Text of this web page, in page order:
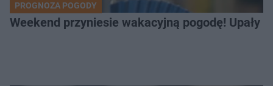
PROGNOZA POGODY
Weekend przyniesie wakacyjną pogodę! Upały